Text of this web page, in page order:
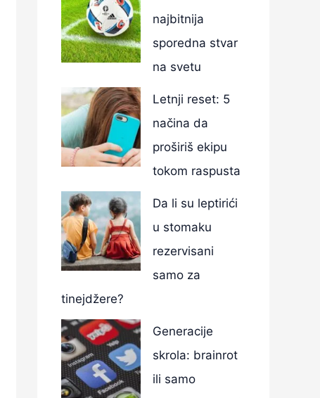
najbitnija
sporedna stvar
na svetu
Letnji reset: 5
načina da
proširiš ekipu
tokom raspusta
Da li su leptirići
u stomaku
rezervisani
samo za
tinejdžere?
Generacije
skrola: brainrot
ili samo